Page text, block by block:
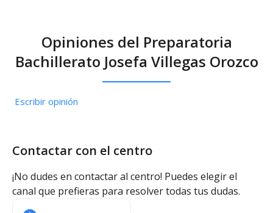
Opiniones del Preparatoria
Bachillerato Josefa Villegas Orozco
Escribir opinión
Contactar con el centro
¡No dudes en contactar al centro! Puedes elegir el
canal que prefieras para resolver todas tus dudas.